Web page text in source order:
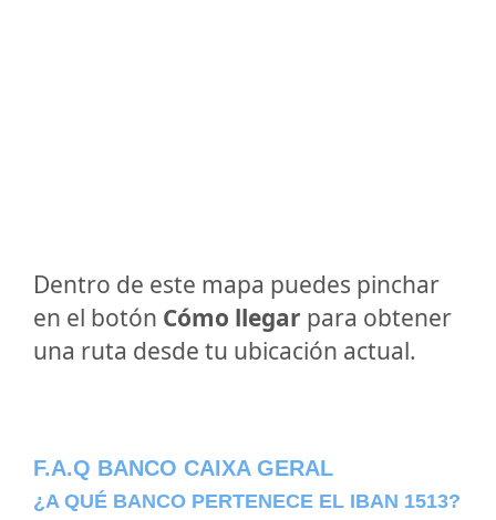
Dentro de este mapa puedes pinchar
en el botón Cómo llegar para obtener
una ruta desde tu ubicación actual.
F.A.Q BANCO CAIXA GERAL
¿A QUÉ BANCO PERTENECE EL IBAN 1513?